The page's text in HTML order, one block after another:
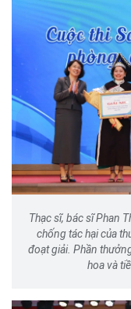
Thạc sĩ, bác sĩ Phan
chống tác hại của
đoạt giải. Phần
hoa và